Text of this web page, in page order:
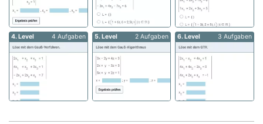
4. Level 4 Aufgaben 5. Level 2 Aufgaben 6. Level 3 Aufgaben